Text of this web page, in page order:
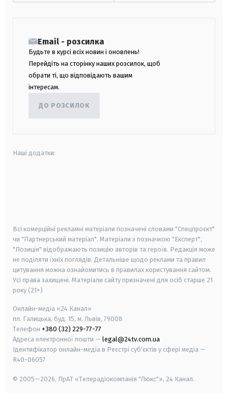
Email - розсилка
Будьте в курсі всіх новин і оновлень!
Перейдіть на сторінку наших розсилок, щоб
обрати ті, що відповідають вашим
інтересам.
ДО РОЗСИЛОК
Наші додатки:
Всі комерційні рекламні матеріали позначені словами "Спецпроєкт"
чи "Партнерський матеріал". Матеріали з позначкою "Експерт",
"Позиція" відображають позицію авторів та героїв. Редакція може
не поділяти їхніх поглядів. Детальніше щодо реклами та правил
цитування можна ознайомитись в правилах користування сайтом.
Усі права захищені. Матеріали сайту призначені для осіб старше 21
року (21+)
Онлайн-медіа «24 Канал»
пл. Галицька, буд. 15, м. Львів, 79008
Телефон +380 (32) 229-77-77
Адреса електронної пошти — legal@24tv.com.ua
Ідентифікатор онлайн-медіа в Реєстрі суб'єктів у сфері медіа —
R40-06057
© 2005—2026, ПрАТ «Телерадіокомпанія "Люкс"», 24 Канал.